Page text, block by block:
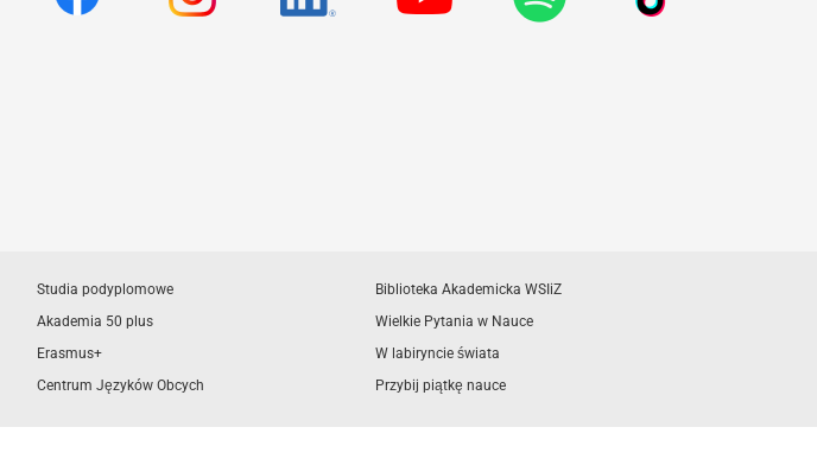
Studia podyplomowe
Akademia 50 plus
Erasmus+
Centrum Języków Obcych
Biblioteka Akademicka WSIiZ
Wielkie Pytania w Nauce
W labiryncie świata
Przybij piątkę nauce